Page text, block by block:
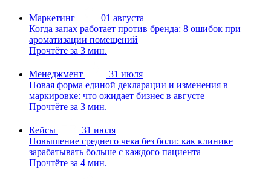
Маркетинг
01 августа
Когда запах работает против бренда: 8 ошибок при
ароматизации помещений
Прочтёте за 3 мин.
Менеджмент
31 июля
Новая форма единой декларации и изменения в
маркировке: что ожидает бизнес в августе
Прочтёте за 3 мин.
Кейсы
31 июля
Повышение среднего чека без боли: как клинике
зарабатывать больше с каждого пациента
Прочтёте за 4 мин.